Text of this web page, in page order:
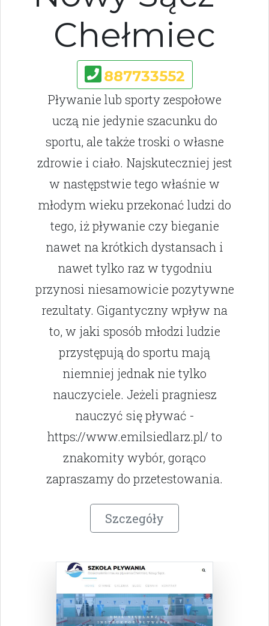
Chełmiec
887733552
Pływanie lub sporty zespołowe
uczą nie jedynie szacunku do
sportu, ale także troski o własne
zdrowie i ciało. Najskuteczniej jest
w następstwie tego właśnie w
młodym wieku przekonać ludzi do
tego, iż pływanie czy bieganie
nawet na krótkich dystansach i
nawet tylko raz w tygodniu
przynosi niesamowicie pozytywne
rezultaty. Gigantyczny wpływ na
to, w jaki sposób młodzi ludzie
przystępują do sportu mają
niemniej jednak nie tylko
nauczyciele. Jeżeli pragniesz
nauczyć się pływać -
https://www.emilsiedlarz.pl/ to
znakomity wybór, gorąco
zapraszamy do przetestowania.
Szczegóły